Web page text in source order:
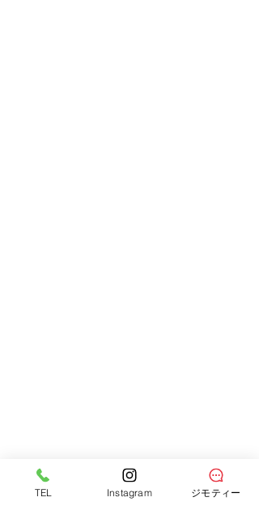
TEL Instagram ジモティー